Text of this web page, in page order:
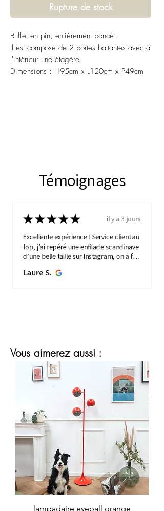
Témoignages
★★★★★
il y a 3 jours
Excellente expérience ! Service client au
top, j’ai repéré une enfilade scandinave
d’une belle taille sur Instagram, on a fait
plus...MONTRE PLUS
Laure S.
Rupture de stock
Buffet en pin, entièrement poncé.
Il est composé de 2 portes battantes avec à
l'intérieur une étagère.
Dimensions : H95cm x L120cm x P49cm
Vous aimerez aussi :
lampadaire eyeball orange